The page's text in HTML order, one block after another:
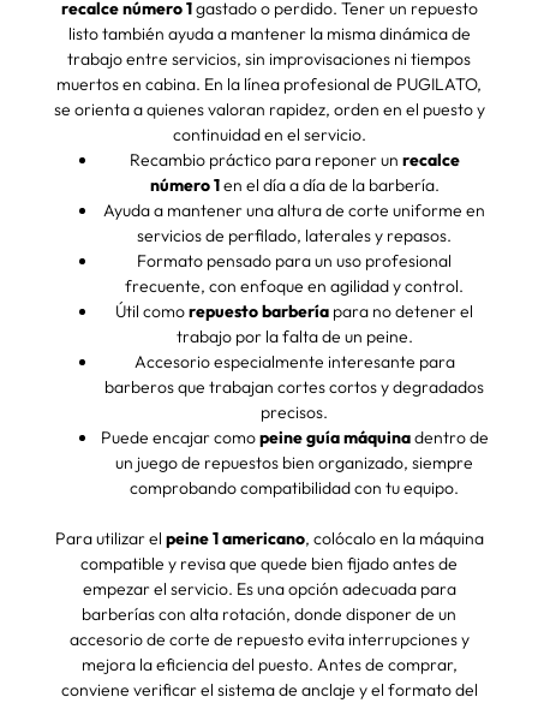
recalce número 1gastado o perdido. Tener un repuesto
listo también ayuda a mantener la misma dinámica de
trabajo entre servicios, sin improvisaciones ni tiempos
muertos en cabina. En la línea profesional de PUGILATO,
se orienta a quienes valoran rapidez, orden en el puesto y
continuidad en el servicio.
Recambio práctico para reponer un recalce
número 1en el día a día de la barbería.
Ayuda a mantener una altura de corte uniforme en
servicios de perfilado, laterales y repasos.
Formato pensado para un uso profesional
frecuente, con enfoque en agilidad y control.
Útil comorepuesto barbería para no detener el
trabajo por la falta de un peine.
Accesorio especialmente interesante para
barberos que trabajan cortes cortos y degradados
precisos.
Puede encajar comopeine guía máquinadentro de
un juego de repuestos bien organizado, siempre
comprobando compatibilidad con tu equipo.
Para utilizar el peine 1 americano, colócalo en la máquina
compatible y revisa que quede bien fijado antes de
empezar el servicio. Es una opción adecuada para
barberías con alta rotación, donde disponer de un
accesorio de corte de repuesto evita interrupciones y
mejora la eficiencia del puesto. Antes de comprar,
conviene verificar el sistema de anclaje y el formato del